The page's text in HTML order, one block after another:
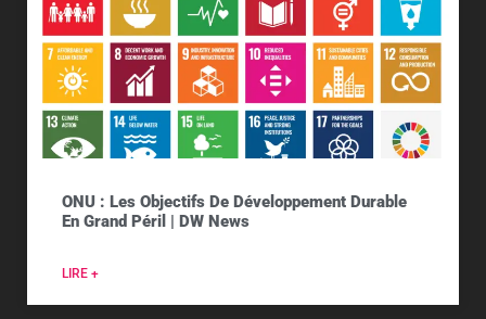
ONU : Les Objectifs De Développement Durable
En Grand Péril | DW News
LIRE +